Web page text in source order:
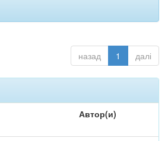
назад 1 далі
Автор(и)